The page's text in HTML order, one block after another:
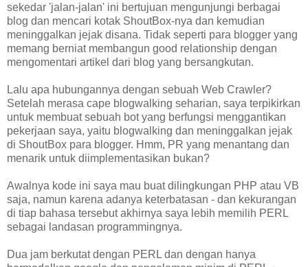
sekedar 'jalan-jalan' ini bertujuan mengunjungi berbagai
blog dan mencari kotak ShoutBox-nya dan kemudian
meninggalkan jejak disana. Tidak seperti para blogger yang
memang berniat membangun good relationship dengan
mengomentari artikel dari blog yang bersangkutan.
Lalu apa hubungannya dengan sebuah Web Crawler?
Setelah merasa cape blogwalking seharian, saya terpikirkan
untuk membuat sebuah bot yang berfungsi menggantikan
pekerjaan saya, yaitu blogwalking dan meninggalkan jejak
di ShoutBox para blogger. Hmm, PR yang menantang dan
menarik untuk diimplementasikan bukan?
Awalnya kode ini saya mau buat dilingkungan PHP atau VB
saja, namun karena adanya keterbatasan - dan kekurangan
di tiap bahasa tersebut akhirnya saya lebih memilih PERL
sebagai landasan programmingnya.
Dua jam berkutat dengan PERL dan dengan hanya